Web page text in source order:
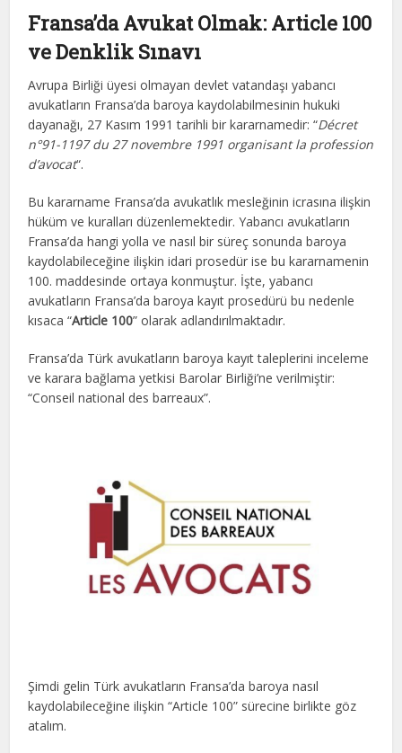
Fransa’da Avukat Olmak: Article 100
ve Denklik Sınavı
Avrupa Birliği üyesi olmayan devlet vatandaşı yabancı
avukatların Fransa’da baroya kaydolabilmesinin hukuki
dayanağı, 27 Kasım 1991 tarihli bir kararnamedir: “Décret
n°91-1197 du 27 novembre 1991 organisant la profession
d’avocat“.
Bu kararname Fransa’da avukatlık mesleğinin icrasına ilişkin
hüküm ve kuralları düzenlemektedir. Yabancı avukatların
Fransa’da hangi yolla ve nasıl bir süreç sonunda baroya
kaydolabileceğine ilişkin idari prosedür ise bu kararnamenin
100. maddesinde ortaya konmuştur. İşte, yabancı
avukatların Fransa’da baroya kayıt prosedürü bu nedenle
kısaca “Article 100” olarak adlandırılmaktadır.
Fransa’da Türk avukatların baroya kayıt taleplerini inceleme
ve karara bağlama yetkisi Barolar Birliği’ne verilmiştir:
“Conseil national des barreaux”.
Şimdi gelin Türk avukatların Fransa’da baroya nasıl
kaydolabileceğine ilişkin “Article 100” sürecine birlikte göz
atalım.